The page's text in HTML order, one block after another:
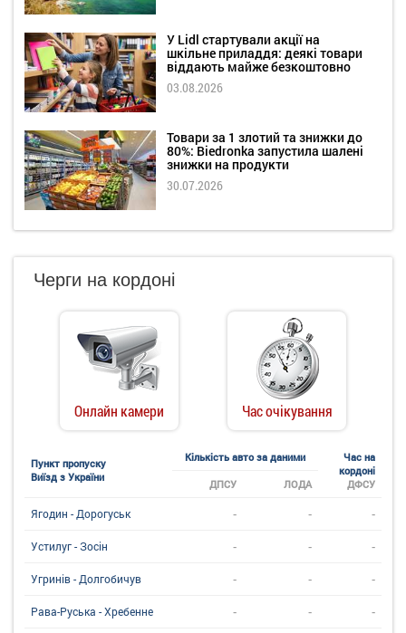
У Lidl стартували акції на
шкільне приладдя: деякі товари
віддають майже безкоштовно
03.08.2026
Товари за 1 злотий та знижки до
80%: Biedronka запустила шалені
знижки на продукти
30.07.2026
Черги на кордоні
Онлайн камери Час очікування
Пункт пропуску
Виїзд з України
Кількість авто за даними
Час на
кордоні
ДФСУ
ДПСУ ЛОДА
Ягодин - Дорогуськ - - -
Устилуг - Зосін - - -
Угринiв - Долгобичув - - -
Рава-Руська - Хребенне - - -